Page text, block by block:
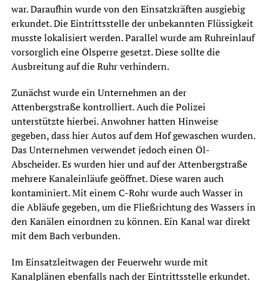
war. Daraufhin wurde von den Einsatzkräften ausgiebig
erkundet. Die Eintrittsstelle der unbekannten Flüssigkeit
musste lokalisiert werden. Parallel wurde am Ruhreinlauf
vorsorglich eine Ölsperre gesetzt. Diese sollte die
Ausbreitung auf die Ruhr verhindern.
Zunächst wurde ein Unternehmen an der
Attenbergstraße kontrolliert. Auch die Polizei
unterstützte hierbei. Anwohner hatten Hinweise
gegeben, dass hier Autos auf dem Hof gewaschen wurden.
Das Unternehmen verwendet jedoch einen Öl-
Abscheider. Es wurden hier und auf der Attenbergstraße
mehrere Kanaleinläufe geöffnet. Diese waren auch
kontaminiert. Mit einem C-Rohr wurde auch Wasser in
die Abläufe gegeben, um die Fließrichtung des Wassers in
den Kanälen einordnen zu können. Ein Kanal war direkt
mit dem Bach verbunden.
Im Einsatzleitwagen der Feuerwehr wurde mit
Kanalplänen ebenfalls nach der Eintrittsstelle erkundet.